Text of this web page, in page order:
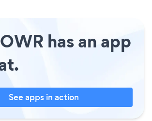
has an app
See apps in action